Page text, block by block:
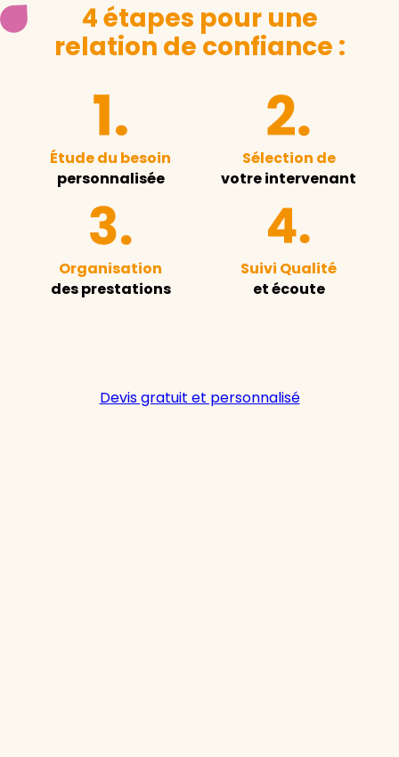
4 étapes pour une
relation de confiance :
Étude du besoin
personnalisée
Sélection de
votre intervenant
Organisation
des prestations
Suivi Qualité
et écoute
Devis gratuit et personnalisé